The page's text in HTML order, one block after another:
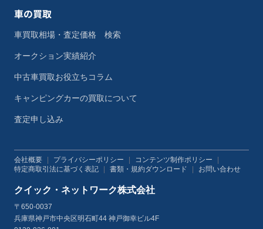
車の買取
車買取相場・査定価格 検索
オークション実績紹介
中古車買取お役立ちコラム
キャンピングカーの買取について
査定申し込み
会社概要 プライバシーポリシー コンテンツ制作ポリシー
特定商取引法に基づく表記
書類・規約ダウンロード お問い合わせ
クイック・ネットワーク株式会社
〒650-0037
兵庫県神戸市中央区明石町44 神戸御幸ビル4F